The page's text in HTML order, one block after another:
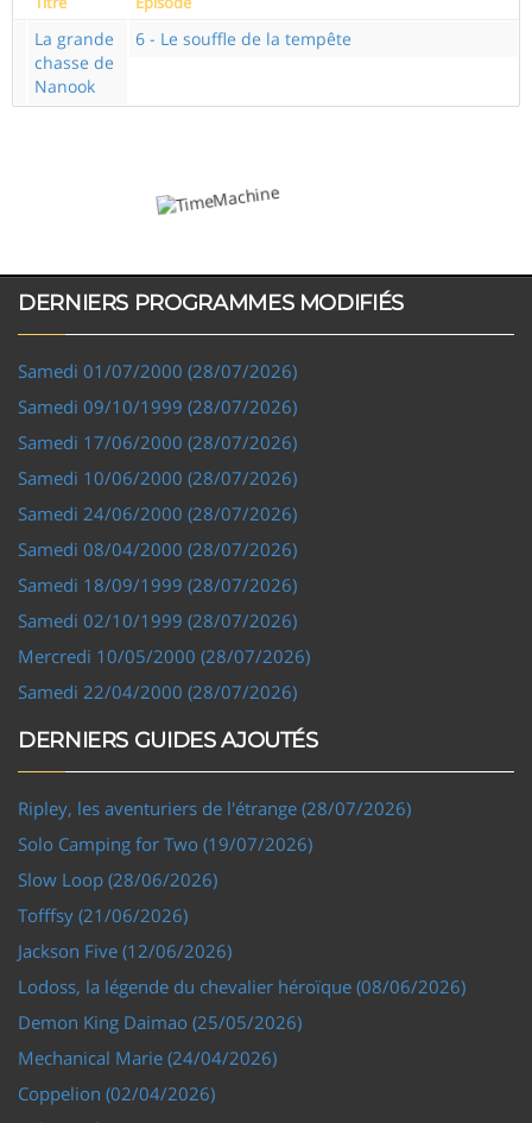
La grande
chasse de
Nanook
6 - Le souffle de la tempête
DERNIERS PROGRAMMES MODIFIÉS
Samedi 01/07/2000 (28/07/2026)
Samedi 09/10/1999 (28/07/2026)
Samedi 17/06/2000 (28/07/2026)
Samedi 10/06/2000 (28/07/2026)
Samedi 24/06/2000 (28/07/2026)
Samedi 08/04/2000 (28/07/2026)
Samedi 18/09/1999 (28/07/2026)
Samedi 02/10/1999 (28/07/2026)
Mercredi 10/05/2000 (28/07/2026)
Samedi 22/04/2000 (28/07/2026)
DERNIERS GUIDES AJOUTÉS
Ripley, les aventuriers de l'étrange (28/07/2026)
Solo Camping for Two (19/07/2026)
Slow Loop (28/06/2026)
Tofffsy (21/06/2026)
Jackson Five (12/06/2026)
Lodoss, la légende du chevalier héroïque (08/06/2026)
Demon King Daimao (25/05/2026)
Mechanical Marie (24/04/2026)
Coppelion (02/04/2026)